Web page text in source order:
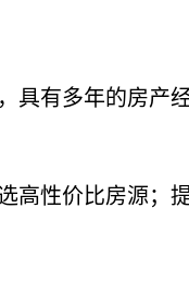
具有多年的房产
高性价比房源；